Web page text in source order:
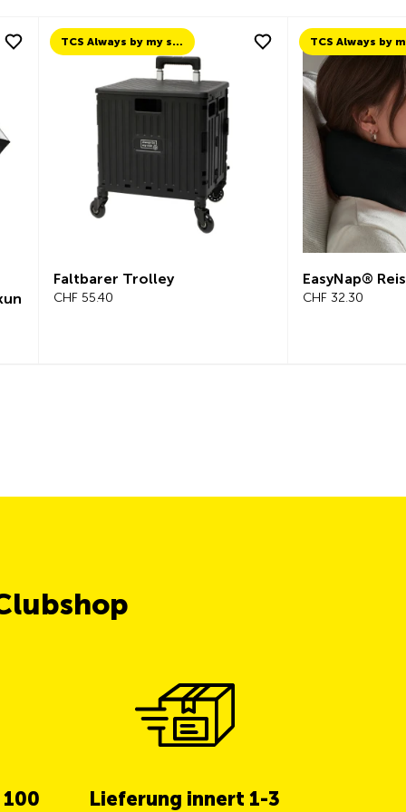
TCS Always by my side
Faltbarer Trolley
CHF 55.40
EasyNap®
CHF 32.30
Lieferung innert 1-3